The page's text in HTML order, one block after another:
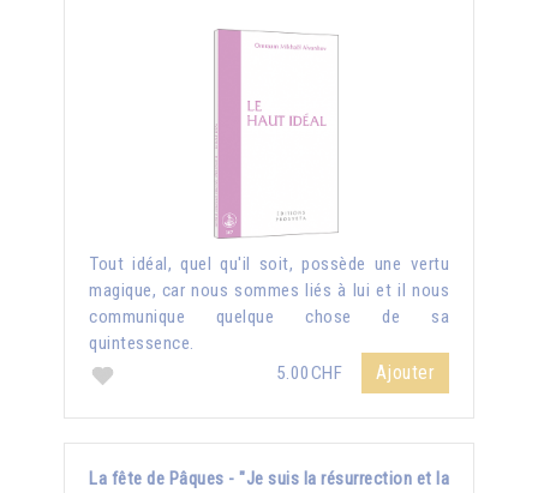
Tout idéal, quel qu'il soit, possède une vertu
magique, car nous sommes liés à lui et il nous
communique quelque chose de sa
quintessence.
5.00CHF
Ajouter
La fête de Pâques - "Je suis la résurrection et la